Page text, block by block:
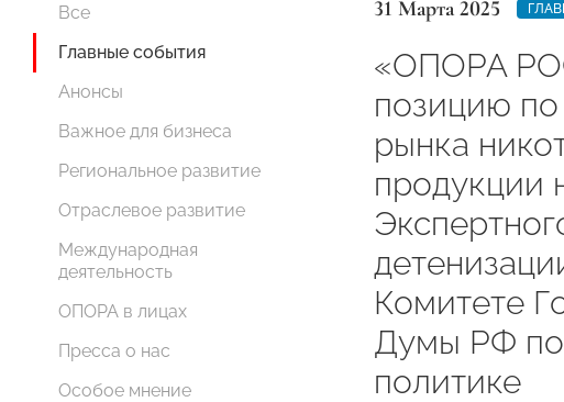
Все
Главные события
Анонсы
Важное для бизнеса
Региональное развитие
Отраслевое развитие
Международная
деятельность
ОПОРА в лицах
Пресса о нас
Особое мнение
31 Марта 2025
«ОПОРА
позицию
рынка
продукции
Комитете
Думы РФ по
политике